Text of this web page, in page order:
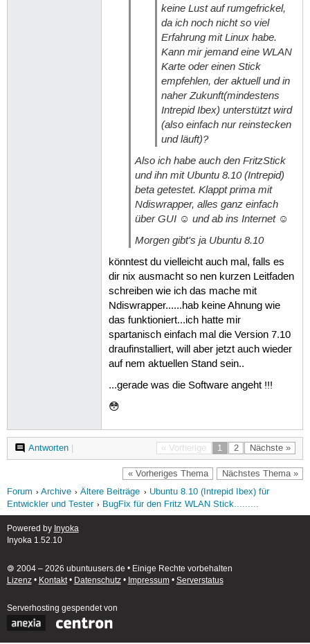
keine Lust auf rumgefrickel,
da ich noch nicht so viel
Erfahrung mit Linux habe.
Kann mir jemand eine WLAN
Karte oder einen Stick
empfehlen, der aktuell und in
naher Zukunft(mindestens
Intrepid Ibex) unterstützt wird
(also einfach nur reinstecken
und läuft)?
Also ich habe auch den FritzStick
und ihn mit Ubuntu 8.10 (Intrepid)
beta getestet. Klappt prima mit
Ndiswrapper, alles ganz einfach
über GUI ☺ und ab ins Internet ☺
Morgen gibt's ja Ubuntu 8.10
könntest du vielleicht auch mal, falls es
dir nix ausmacht so nen kurzen Leitfaden
schreiben wie ich das mache mit
Ndiswrapper......hab keine Ahnung wie
das funktioniert...ich hatte mir
spartanisch einfach mal die Version 7.10
draufinstalliert, will aber jetzt auch wieder
auf nem aktuellen Stand sein..
...gerade was die Software angeht !!!
😳
« Vorherige 1 2 Nächste »
Antworten|
« Vorheriges Thema Nächstes Thema »
Forum Archive Ältere Beiträge
Ubuntu 8.10 (Intrepid Ibex) für
Entwickler und Tester
BugFix für den Fritz WLAN Stick.........
Powered by Inyoka
Inyoka 1.52.10
🄯 2004 – 2026 ubuntuusers.de • Einige Rechte vorbehalten
Lizenz• Kontakt• Datenschutz• Impressum• Serverstatus
Serverhosting gespendet von